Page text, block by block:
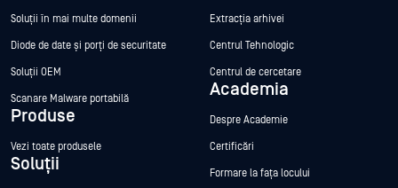
Soluții în mai multe domenii
Diode de date și porți de securitate
Soluții OEM
Scanare Malware portabilă
Produse
Vezi toate produsele
Soluții
Extracția arhivei
Centrul Tehnologic
Centrul de cercetare
Academia
Despre Academie
Certificări
Formare la fața locului